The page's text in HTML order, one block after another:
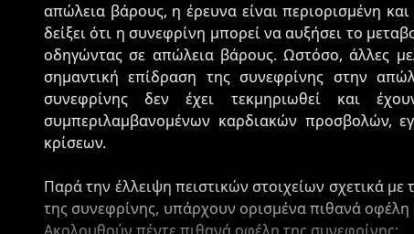
απώλεια βάρους, η έρευνα είναι περιορισμένη
δείξει ότι η συνεφρίνη μπορεί να αυξήσει το
οδηγώντας σε απώλεια βάρους. Ωστόσο, άλλες
σημαντική επίδραση της συνεφρίνης στην
συνεφρίνης δεν έχει τεκμηριωθεί και
συμπεριλαμβανομένων καρδιακών προσβολών,
κρίσεων.
Παρά την έλλειψη πειστικών στοιχείων σχετικά
της συνεφρίνης, υπάρχουν ορισμένα πιθανά